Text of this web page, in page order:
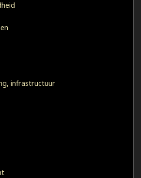
infrastructuur